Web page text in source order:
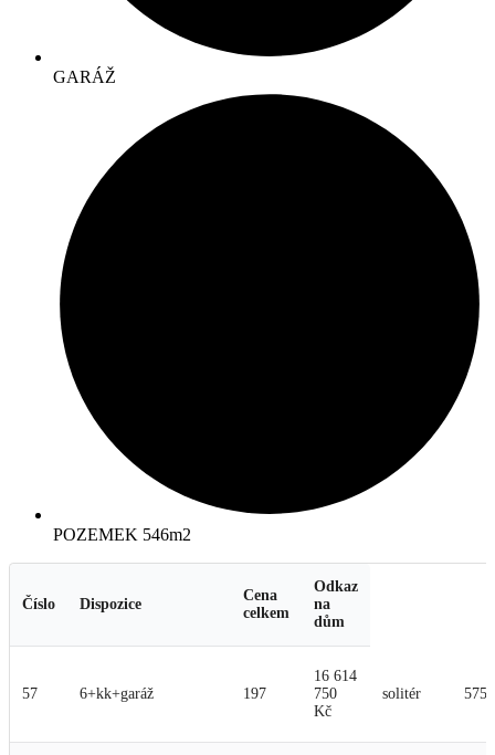
GARÁŽ
POZEMEK 546m2
Číslo Dispozice
Cena
celkem
Odkaz
na
dům
57 6+kk+garáž 197
16 614
750
Kč
solitér 575